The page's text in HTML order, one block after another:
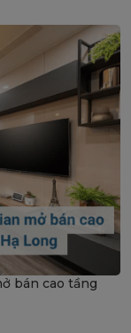
bán cao tầng